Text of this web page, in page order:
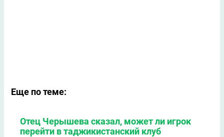
Еще по теме:
Отец Черышева сказал, может ли игрок
перейти в таджикистанский клуб